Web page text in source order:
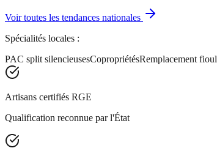
Voir toutes les tendances nationales
Spécialités locales :
PAC split silencieusesCopropriétésRemplacement fioul
Artisans certifiés RGE
Qualification reconnue par l'État